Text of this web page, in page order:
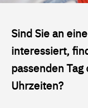
Sind Sie an
interessiert,
passenden
Uhrzeiten?